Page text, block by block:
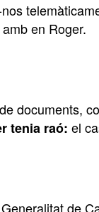
en Roger.
documents,
tenia raó: el
de